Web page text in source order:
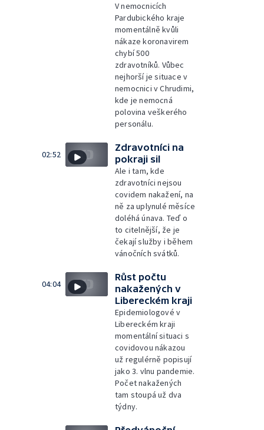
V nemocnicích
Pardubického kraje
momentálně kvůli
nákaze koronavirem
chybí 500
zdravotníků. Vůbec
nejhorší je situace v
nemocnici v Chrudimi,
kde je nemocná
polovina veškerého
personálu.
02:52
Zdravotníci na
pokraji sil
Ale i tam, kde
zdravotníci nejsou
covidem nakažení, na
ně za uplynulé měsíce
doléhá únava. Teď o
to citelnější, že je
čekají služby i během
vánočních svátků.
04:04
Růst počtu
nakažených v
Libereckém kraji
Epidemiologové v
Libereckém kraji
momentální situaci s
covidovou nákazou
už regulérně popisují
jako 3. vlnu pandemie.
Počet nakažených
tam stoupá už dva
týdny.